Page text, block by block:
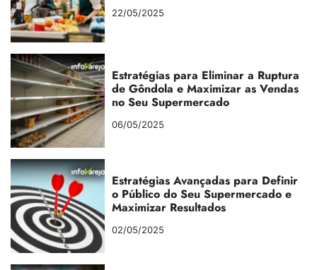
22/05/2025
Estratégias para Eliminar a Ruptura
de Gôndola e Maximizar as Vendas
no Seu Supermercado
06/05/2025
Estratégias Avançadas para Definir
o Público do Seu Supermercado e
Maximizar Resultados
02/05/2025